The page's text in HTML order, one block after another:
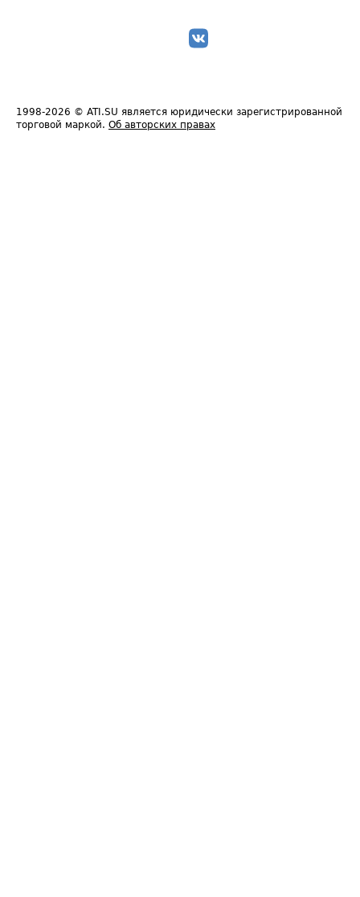
1998-2026 © ATI.SU является юридически зарегистрированной
торговой маркой. Об авторских правах